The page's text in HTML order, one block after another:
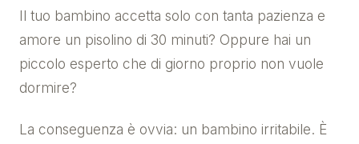
Il tuo bambino accetta solo con tanta pazienza e
amore un pisolino di 30 minuti? Oppure hai un
piccolo esperto che di giorno proprio non vuole
dormire?
La conseguenza è ovvia: un bambino irritabile. È